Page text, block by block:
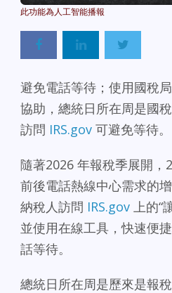
避免電話等待；使用國稅
協助，總統日所在周是國
訪問 IRS.gov 可避免等待。
隨著2026 年報稅季展開，
前後電話熱線中心需求的
納稅人訪問 IRS.gov 上的“
並使用在線工具，快速便
話等待。
總統日所在周是歷來是報